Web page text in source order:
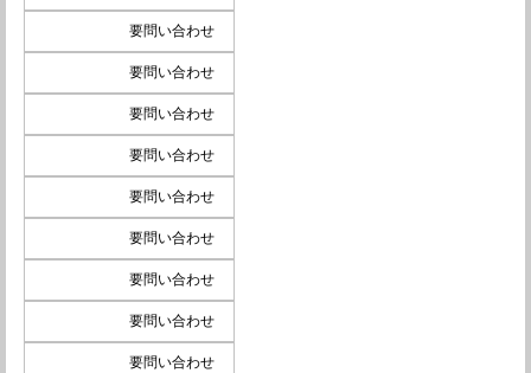
要問い合わせ
要問い合わせ
要問い合わせ
要問い合わせ
要問い合わせ
要問い合わせ
要問い合わせ
要問い合わせ
要問い合わせ